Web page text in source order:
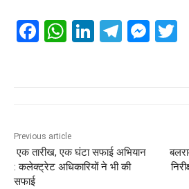
F
o
o
W
p
p
Li
n
T
m
M
Previous article
एक तारीख, एक घंटा सफाई अभियान
: कलेक्ट्रेट अधिकारियों ने भी की
सफाई